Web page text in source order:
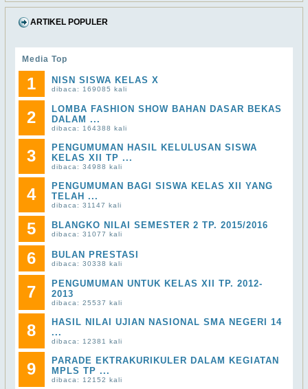
ARTIKEL POPULER
Media Top
1 NISN SISWA KELAS X
dibaca: 169085 kali
2
LOMBA FASHION SHOW BAHAN DASAR BEKAS
DALAM ...
dibaca: 164388 kali
3
PENGUMUMAN HASIL KELULUSAN SISWA
KELAS XII TP ...
dibaca: 34988 kali
4
PENGUMUMAN BAGI SISWA KELAS XII YANG
TELAH ...
dibaca: 31147 kali
5 BLANGKO NILAI SEMESTER 2 TP. 2015/2016
dibaca: 31077 kali
6 BULAN PRESTASI
dibaca: 30338 kali
7
PENGUMUMAN UNTUK KELAS XII TP. 2012-
2013
dibaca: 25537 kali
8
HASIL NILAI UJIAN NASIONAL SMA NEGERI 14
...
dibaca: 12381 kali
9
PARADE EKTRAKURIKULER DALAM KEGIATAN
MPLS TP ...
dibaca: 12152 kali